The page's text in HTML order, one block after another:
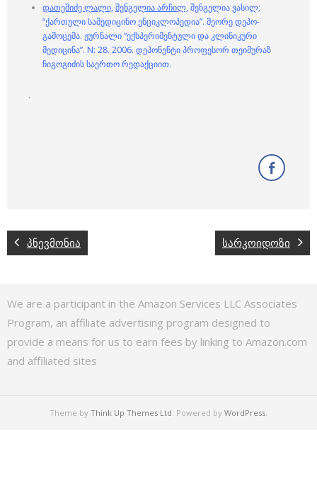
დათეშიძე ლალი, შენგელია არჩილ, შენგელია ვასილ;
“ქართული სამედიცინო ენციკლოპედია”. მეორე დეპო-
გამოცემა. ჟურნალი “ექსპერიმენტული და კლინიკური
მედიცინა”. N: 28. 2006. დეპონენტი პროფესორ თეიმურაზ
ჩიგოგიძის საერთო რედაქციით.
.
პნევმონია სარკოიდოზი
We are a participant in the Amazon Services LLC Associates
Program, an affiliate advertising program designed to
provide a means for us to earn fees by linking to Amazon.com
and affiliated sites
Theme by Think Up Themes Ltd . Powered by WordPress